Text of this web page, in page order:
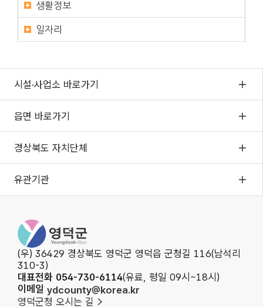
생활정보
일자리
시설·사업소 바로가기
읍면 바로가기
경상북도 자치단체
유관기관
영덕군청
(우) 36429 경상북도 영덕군 영덕읍 군청길 116(남석리
310-3)
대표전화 054-730-6114(유료, 평일 09시~18시)
이메일 ydcounty@korea.kr
영덕군청 오시는 길